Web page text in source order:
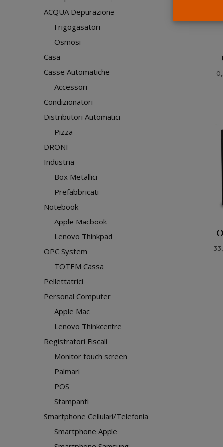
ACQUA Depurazione
Frigogasatori
Osmosi
Casa
Casse Automatiche
Accessori
Condizionatori
Distributori Automatici
Pizza
DRONI
Industria
Box Metallici
Prefabbricati
Notebook
Apple Macbook
Lenovo Thinkpad
OPC System
TOTEM Cassa
Pellettatrici
Personal Computer
Apple Mac
Lenovo Thinkcentre
Registratori Fiscali
Monitor touch screen
Palmari
POS
Stampanti
Smartphone Cellulari/Telefonia
Smartphone Apple